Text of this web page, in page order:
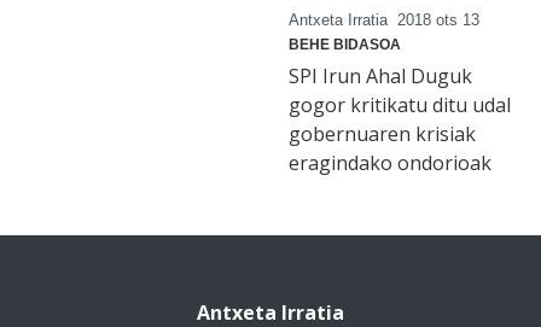
Antxeta Irratia 2018 ots 13
BEHE BIDASOA
SPI Irun Ahal Duguk
gogor kritikatu ditu udal
gobernuaren krisiak
eragindako ondorioak
Antxeta Irratia